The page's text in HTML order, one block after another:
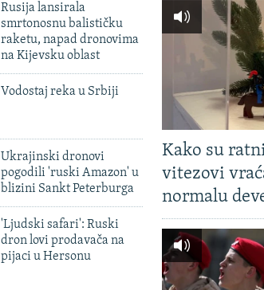
Rusija lansirala
smrtonosnu balističku
raketu, napad dronovima
na Kijevsku oblast
Vodostaj reka u Srbiji
Ukrajinski dronovi
pogodili 'ruski Amazon' u
blizini Sankt Peterburga
'Ljudski safari': Ruski
dron lovi prodavača na
pijaci u Hersonu
Kako su
vitezovi
normalu